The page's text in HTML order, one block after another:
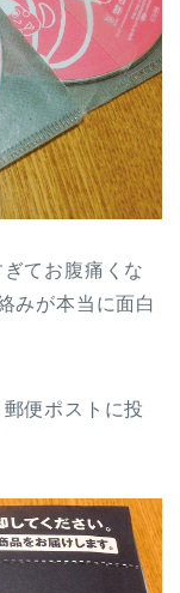
てお腹痛くな
みが本当に面白
便ポストに投